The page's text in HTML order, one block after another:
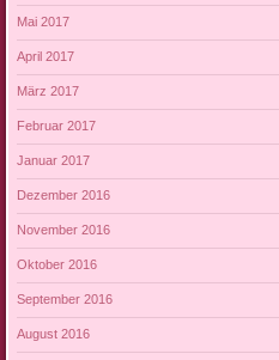
Mai 2017
April 2017
März 2017
Februar 2017
Januar 2017
Dezember 2016
November 2016
Oktober 2016
September 2016
August 2016